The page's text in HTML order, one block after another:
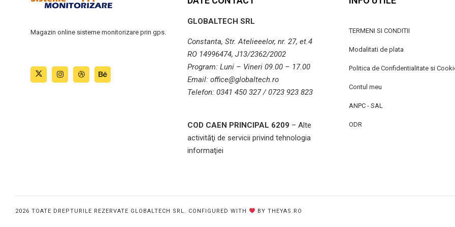
Magazin online sisteme monitorizare prin gps.
GLOBALTECH SRL
Constanta, Str. Atelieeelor, nr. 27, et.4
RO 14996474, J13/2362/2002
Program: Luni – Vineri 09.00 – 17.00
Email: office@globaltech.ro
Telefon: 0341 450 327 / 0723 923 823
COD CAEN PRINCIPAL 6209 – Alte
activităţi de servicii privind tehnologia
informaţiei
TERMENI SI CONDITII
Modalitati de plata
Politica de Confidentialitate si
Contul meu
ANPC - SAL
ODR
2026 TOATE DREPTURILE REZERVATE GLOBALTECH SRL. CONFIGURED WITH BY THEYAS.RO